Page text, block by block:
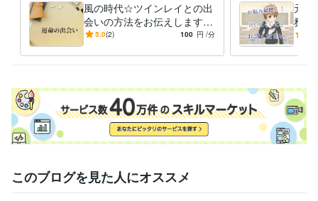
資格・検定
上級救命講習終了証を取得 取得年 : 2009年
ホームヘルパー2級、 取得年 : 2008年
Word2級 取得年 : 2008年
Excel3級 取得年 : 2021年
銃剣道二段 取得年 : 2001年
得意分野
悩み相談・カウンセリング
お悩みご不安をご相談で解消に努めま
す。
ストレス緩和
健康維持 カウンセラー
風の時代☆ツインレイとの出
会いの方法をお伝えします
☆スピリチュアルな視点で風
す☆
5.0(2) 100 円 /分
元航
務の
派遣
このブログを見た人にオススメ